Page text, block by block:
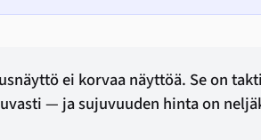
ei korvaa näyttöä. Se on
— ja sujuvuuden hinta on